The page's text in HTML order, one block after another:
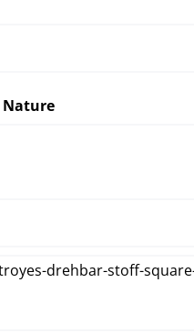
Natureselect